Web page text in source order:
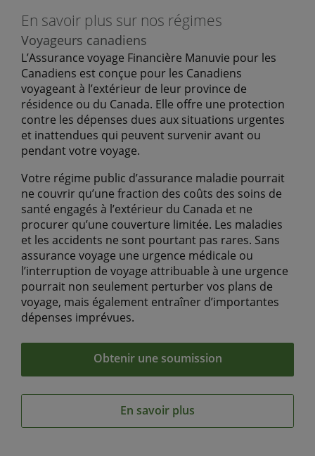
En savoir plus sur nos régimes
Voyageurs canadiens
L’Assurance voyage Financière Manuvie pour les
Canadiens est conçue pour les Canadiens
voyageant à l’extérieur de leur province de
résidence ou du Canada. Elle offre une protection
contre les dépenses dues aux situations urgentes
et inattendues qui peuvent survenir avant ou
pendant votre voyage.
Votre régime public d’assurance maladie pourrait
ne couvrir qu’une fraction des coûts des soins de
santé engagés à l’extérieur du Canada et ne
procurer qu’une couverture limitée. Les maladies
et les accidents ne sont pourtant pas rares. Sans
assurance voyage une urgence médicale ou
l’interruption de voyage attribuable à une urgence
pourrait non seulement perturber vos plans de
voyage, mais également entraîner d’importantes
dépenses imprévues.
Obtenir une soumission
En savoir plus